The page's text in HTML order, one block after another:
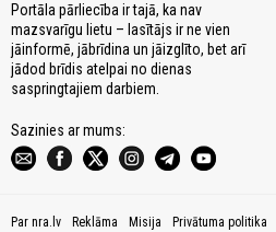
Portāla pārliecība ir tajā, ka nav
mazsvarīgu lietu – lasītājs ir ne vien
jāinformē, jābrīdina un jāizglīto, bet arī
jādod brīdis atelpai no dienas
saspringtajiem darbiem.
Sazinies ar mums:
Par nra.lv Reklāma Misija Privātuma politika